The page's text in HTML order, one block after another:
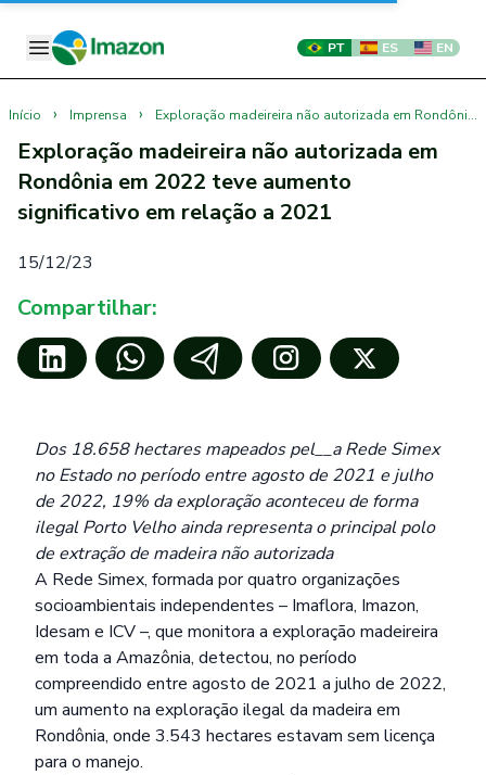
PT ES EN
Início › Imprensa › Exploração madeireira não autorizada em Rondônia em 2022 teve aumento significativo em relação a 2021
Exploração madeireira não autorizada em
Rondônia em 2022 teve aumento
significativo em relação a 2021
15/12/23
Compartilhar:
Dos 18.658 hectares mapeados pel__a Rede Simex
no Estado no período entre agosto de 2021 e julho
de 2022, 19% da exploração aconteceu de forma
ilegal Porto Velho ainda representa o principal polo
de extração de madeira não autorizada
A Rede Simex, formada por quatro organizações
socioambientais independentes – Imaflora, Imazon,
Idesam e ICV –, que monitora a exploração madeireira
em toda a Amazônia, detectou, no período
compreendido entre agosto de 2021 a julho de 2022,
um aumento na exploração ilegal da madeira em
Rondônia, onde 3.543 hectares estavam sem licença
para o manejo.